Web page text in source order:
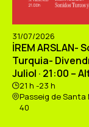
31/07/2026
İREM ARSLAN-
Turquia-
Juliol · 21:00 –
21 h -23 h
Passeig de Santa
40